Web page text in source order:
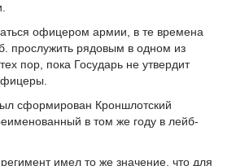
офицером армии, в те времена
прослужить рядовым в одном из
тех пор, пока Государь не утвердит
сформирован Кроншлотский
в том же году в лейб-
имел то же значение, что для